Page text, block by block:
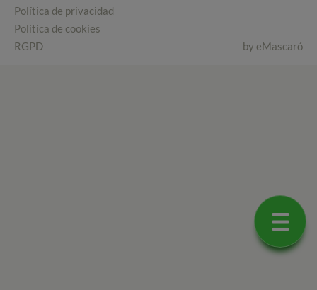
Política de privacidad
Política de cookies
RGPD
by eMascaró